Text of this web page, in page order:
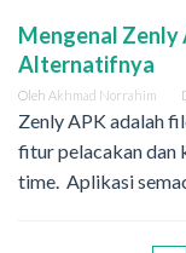
Mengenal Zenly
Alternatifnya
Oleh Akhmad Norrahim
Zenly APK adalah
fitur pelacakan dan
time. Aplikasi